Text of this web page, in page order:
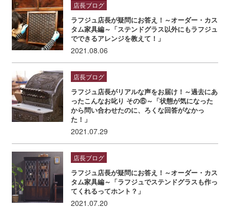
店長ブログ
ラフジュ店長が疑問にお答え！～オーダー・カス
タム家具編～「ステンドグラス以外にもラフジュ
でできるアレンジを教えて！」
2021.08.06
店長ブログ
ラフジュ店長がリアルな声をお届け！～過去にあ
ったこんなお叱り その⑥～「状態が気になった
から問い合わせたのに、ろくな回答がなかっ
た！」
2021.07.29
店長ブログ
ラフジュ店長が疑問にお答え！～オーダー・カス
タム家具編～「ラフジュでステンドグラスも作っ
てくれるってホント？」
2021.07.20